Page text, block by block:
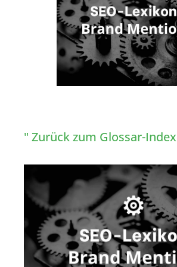
" Zurück zum Glossar-Index